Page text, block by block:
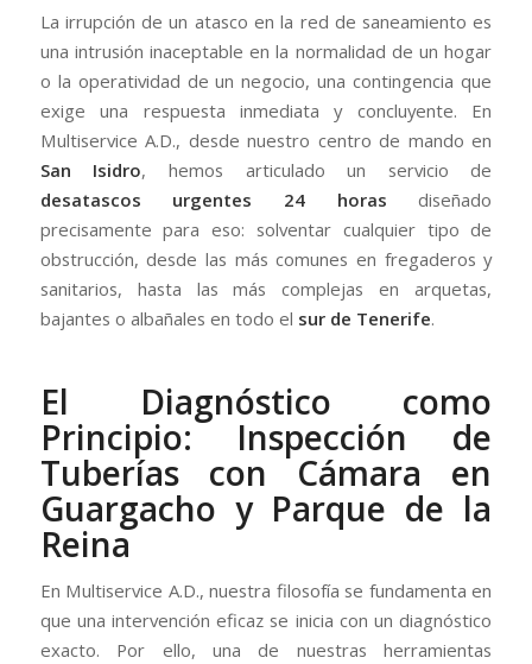
La irrupción de un atasco en la red de saneamiento es
una intrusión inaceptable en la normalidad de un hogar
o la operatividad de un negocio, una contingencia que
exige una respuesta inmediata y concluyente. En
Multiservice A.D., desde nuestro centro de mando en
San Isidro, hemos articulado un servicio de
desatascos urgentes 24 horas diseñado
precisamente para eso: solventar cualquier tipo de
obstrucción, desde las más comunes en fregaderos y
sanitarios, hasta las más complejas en arquetas,
bajantes o albañales en todo el sur de Tenerife.
El Diagnóstico como
Principio: Inspección de
Tuberías con Cámara en
Guargacho y Parque de la
Reina
En Multiservice A.D., nuestra filosofía se fundamenta en
que una intervención eficaz se inicia con un diagnóstico
exacto. Por ello, una de nuestras herramientas